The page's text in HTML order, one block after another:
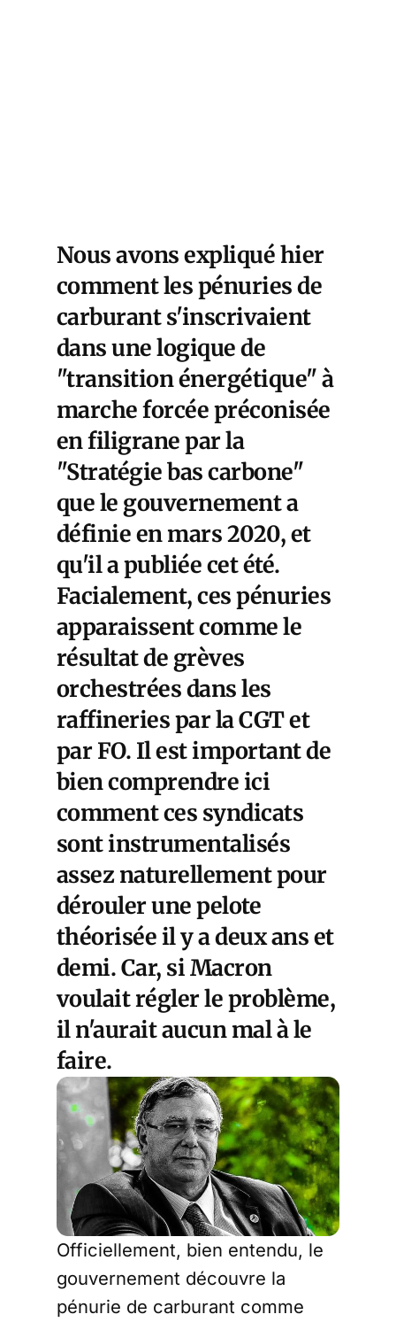
Nous avons expliqué hier
comment les pénuries de
carburant s'inscrivaient
dans une logique de
"transition énergétique" à
marche forcée préconisée
en filigrane par la
"Stratégie bas carbone"
que le gouvernement a
définie en mars 2020, et
qu'il a publiée cet été.
Facialement, ces pénuries
apparaissent comme le
résultat de grèves
orchestrées dans les
raffineries par la CGT et
par FO. Il est important de
bien comprendre ici
comment ces syndicats
sont instrumentalisés
assez naturellement pour
dérouler une pelote
théorisée il y a deux ans et
demi. Car, si Macron
voulait régler le problème,
il n'aurait aucun mal à le
faire.
Officiellement, bien entendu, le
gouvernement découvre la
pénurie de carburant comme